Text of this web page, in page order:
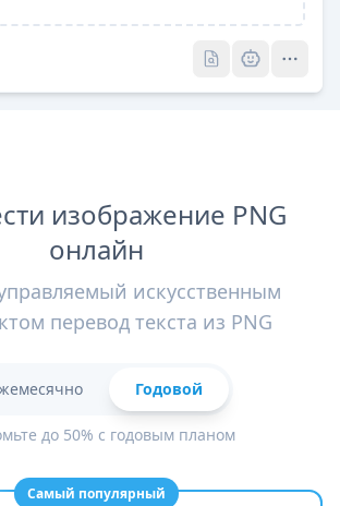
изображение PNG
онлайн
искусственным
перевод текста из PNG
Годовой
до 50% с годовым планом
Самый популярный